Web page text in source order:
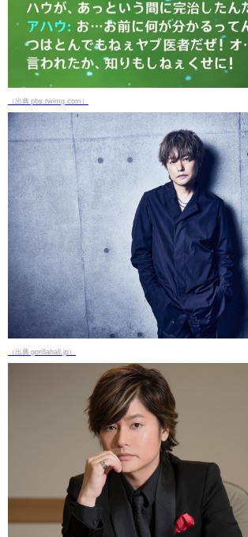
（出典 pbs.twimg.com）
（出典 gorillahall.jp）